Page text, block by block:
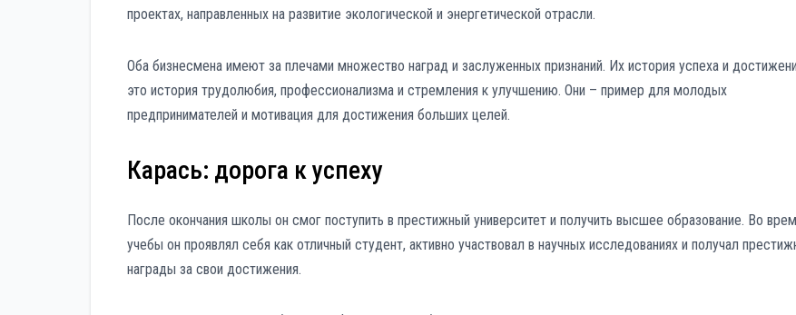
проектах, направленных на развитие экологической и энергетической отрасли.
Оба бизнесмена имеют за плечами множество наград и заслуженных признаний. Их история успеха и
это история трудолюбия, профессионализма и стремления к улучшению. Они – пример для молодых
предпринимателей и мотивация для достижения больших целей.
Карась: дорога к успеху
После окончания школы он смог поступить в престижный университет и получить высшее образование. Во
учебы он проявлял себя как отличный студент, активно участвовал в научных исследованиях и получал
награды за свои достижения.